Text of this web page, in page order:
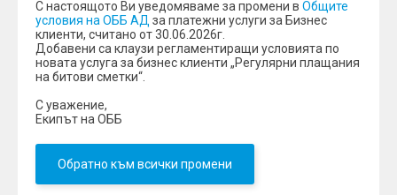
С настоящото Ви уведомяваме за промени в Общите
условия на ОББ АД за платежни услуги за Бизнес
клиенти, считано от 30.06.2026г.
Добавени са клаузи регламентиращи условията по
новата услуга за бизнес клиенти „Регулярни плащания
на битови сметки“.
С уважение,
Екипът на ОББ
Обратно към всички промени